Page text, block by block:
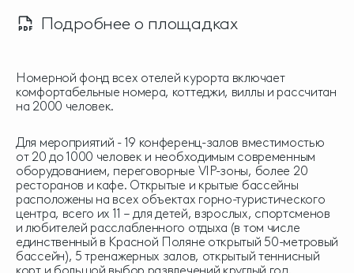
Подробнее о площадках
Номерной фонд всех отелей курорта включает
комфортабельные номера, коттеджи, виллы и рассчитан
на 2000 человек.
Для мероприятий - 19 конференц-залов вместимостью
от 20 до 1000 человек и необходимым современным
оборудованием, переговорные VIP-зоны, более 20
ресторанов и кафе. Открытые и крытые бассейны
расположены на всех объектах горно-туристического
центра, всего их 11 – для детей, взрослых, спортсменов
и любителей расслабленного отдыха (в том числе
единственный в Красной Поляне открытый 50-метровый
бассейн), 5 тренажерных залов, открытый теннисный
корт и большой выбор развлечений круглый год.